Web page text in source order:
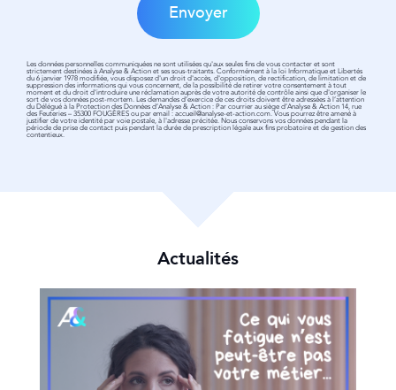
Envoyer
Les données personnelles communiquées ne sont utilisées qu'aux seules fins de vous contacter et sont
strictement destinées à Analyse & Action et ses sous-traitants. Conformément à la loi Informatique et Libertés
du 6 janvier 1978 modifiée, vous disposez d'un droit d'accès, d'opposition, de rectification, de limitation et de
suppression des informations qui vous concernent, de la possibilité de retirer votre consentement à tout
moment et du droit d'introduire une réclamation auprès de votre autorité de contrôle ainsi que d'organiser le
sort de vos données post-mortem. Les demandes d’exercice de ces droits doivent être adressées à l’attention
du Délégué à la Protection des Données d’Analyse & Action : Par courrier au siège d’Analyse & Action 14, rue
des Feuteries – 35300 FOUGÈRES ou par email :accueil@analyse-et-action.com. Vous pourrez être amené à
justifier de votre identité par voie postale, à l'adresse précitée. Nous conservons vos données pendant la
période de prise de contact puis pendant la durée de prescription légale aux fins probatoire et de gestion des
contentieux.
Actualités